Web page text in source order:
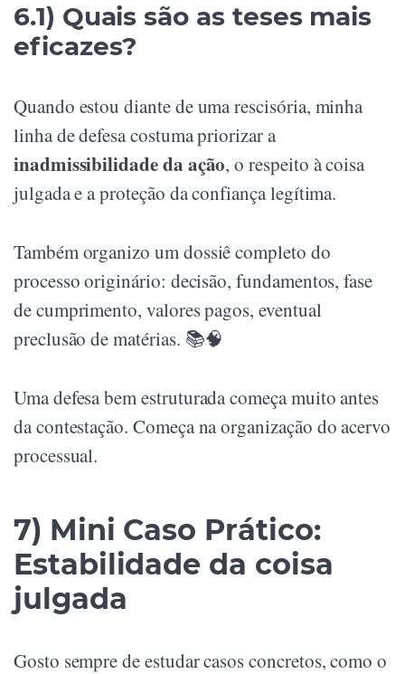
6.1) Quais são as teses mais
eficazes?
Quando estou diante de uma rescisória, minha
linha de defesa costuma priorizar a
inadmissibilidade da ação, o respeito à coisa
julgada e a proteção da confiança legítima.
Também organizo um dossiê completo do
processo originário: decisão, fundamentos, fase
de cumprimento, valores pagos, eventual
preclusão de matérias. 📚🧠
Uma defesa bem estruturada começa muito antes
da contestação. Começa na organização do acervo
processual.
7) Mini Caso Prático:
Estabilidade da coisa
julgada
Gosto sempre de estudar casos concretos, como o